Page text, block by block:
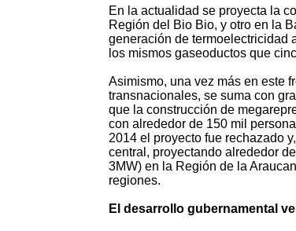
En la actualidad se proyecta la
Región del Bio Bio, y otro en la
generación de termoelectricidad
los mismos gaseoductos que
Asimismo, una vez más en este
transnacionales, se suma con
que la construcción de
con alrededor de 150 mil
2014 el proyecto fue rechazado
central, proyectando alrededor
3MW) en la Región de la
regiones.
El desarrollo gubernamental